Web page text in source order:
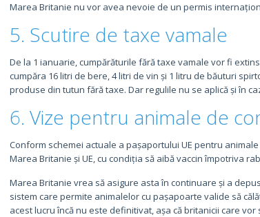
Marea Britanie nu vor avea nevoie de un permis
5. Scutire de taxe vamale
De la 1 ianuarie, cumpărăturile fără taxe vamale vor fi
cumpăra 16 litri de bere, 4 litri de vin și 1 litru de băuturi
produse din tutun fără taxe. Dar regulile nu se aplică și în
6. Vize pentru animale de
Conform schemei actuale a pașaportului UE pentru
Marea Britanie și UE, cu condiția să aibă vaccin împotriva
Marea Britanie vrea să asigure asta în continuare și a
sistem care permite animalelor cu pașapoarte valide să
acest lucru încă nu este definitivat, așa că britanicii care